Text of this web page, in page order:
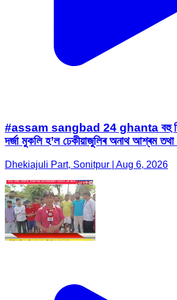
#assam sangbad 24 ghanta বহু
দৰ্জা মুকলি হ’ল ঢেকীয়াজুলিৰ অনাথ আশ্ৰম তথা
Dhekiajuli Part, Sonitpur | Aug 6, 2026